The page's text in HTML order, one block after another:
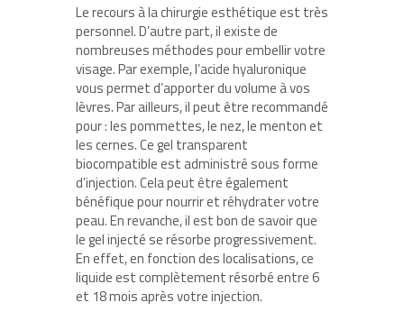
Le recours à la chirurgie esthétique est très
personnel. D’autre part, il existe de
nombreuses méthodes pour embellir votre
visage. Par exemple, l’acide hyaluronique
vous permet d’apporter du volume à vos
lèvres. Par ailleurs, il peut être recommandé
pour : les pommettes, le nez, le menton et
les cernes. Ce gel transparent
biocompatible est administré sous forme
d’injection. Cela peut être également
bénéfique pour nourrir et réhydrater votre
peau. En revanche, il est bon de savoir que
le gel injecté se résorbe progressivement.
En effet, en fonction des localisations, ce
liquide est complètement résorbé entre 6
et 18 mois après votre injection.